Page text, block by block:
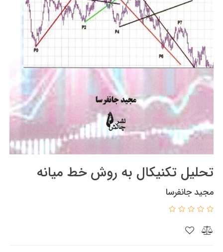
تحلیل تکنیکال به روش خط میانه
مجید جانفرسا